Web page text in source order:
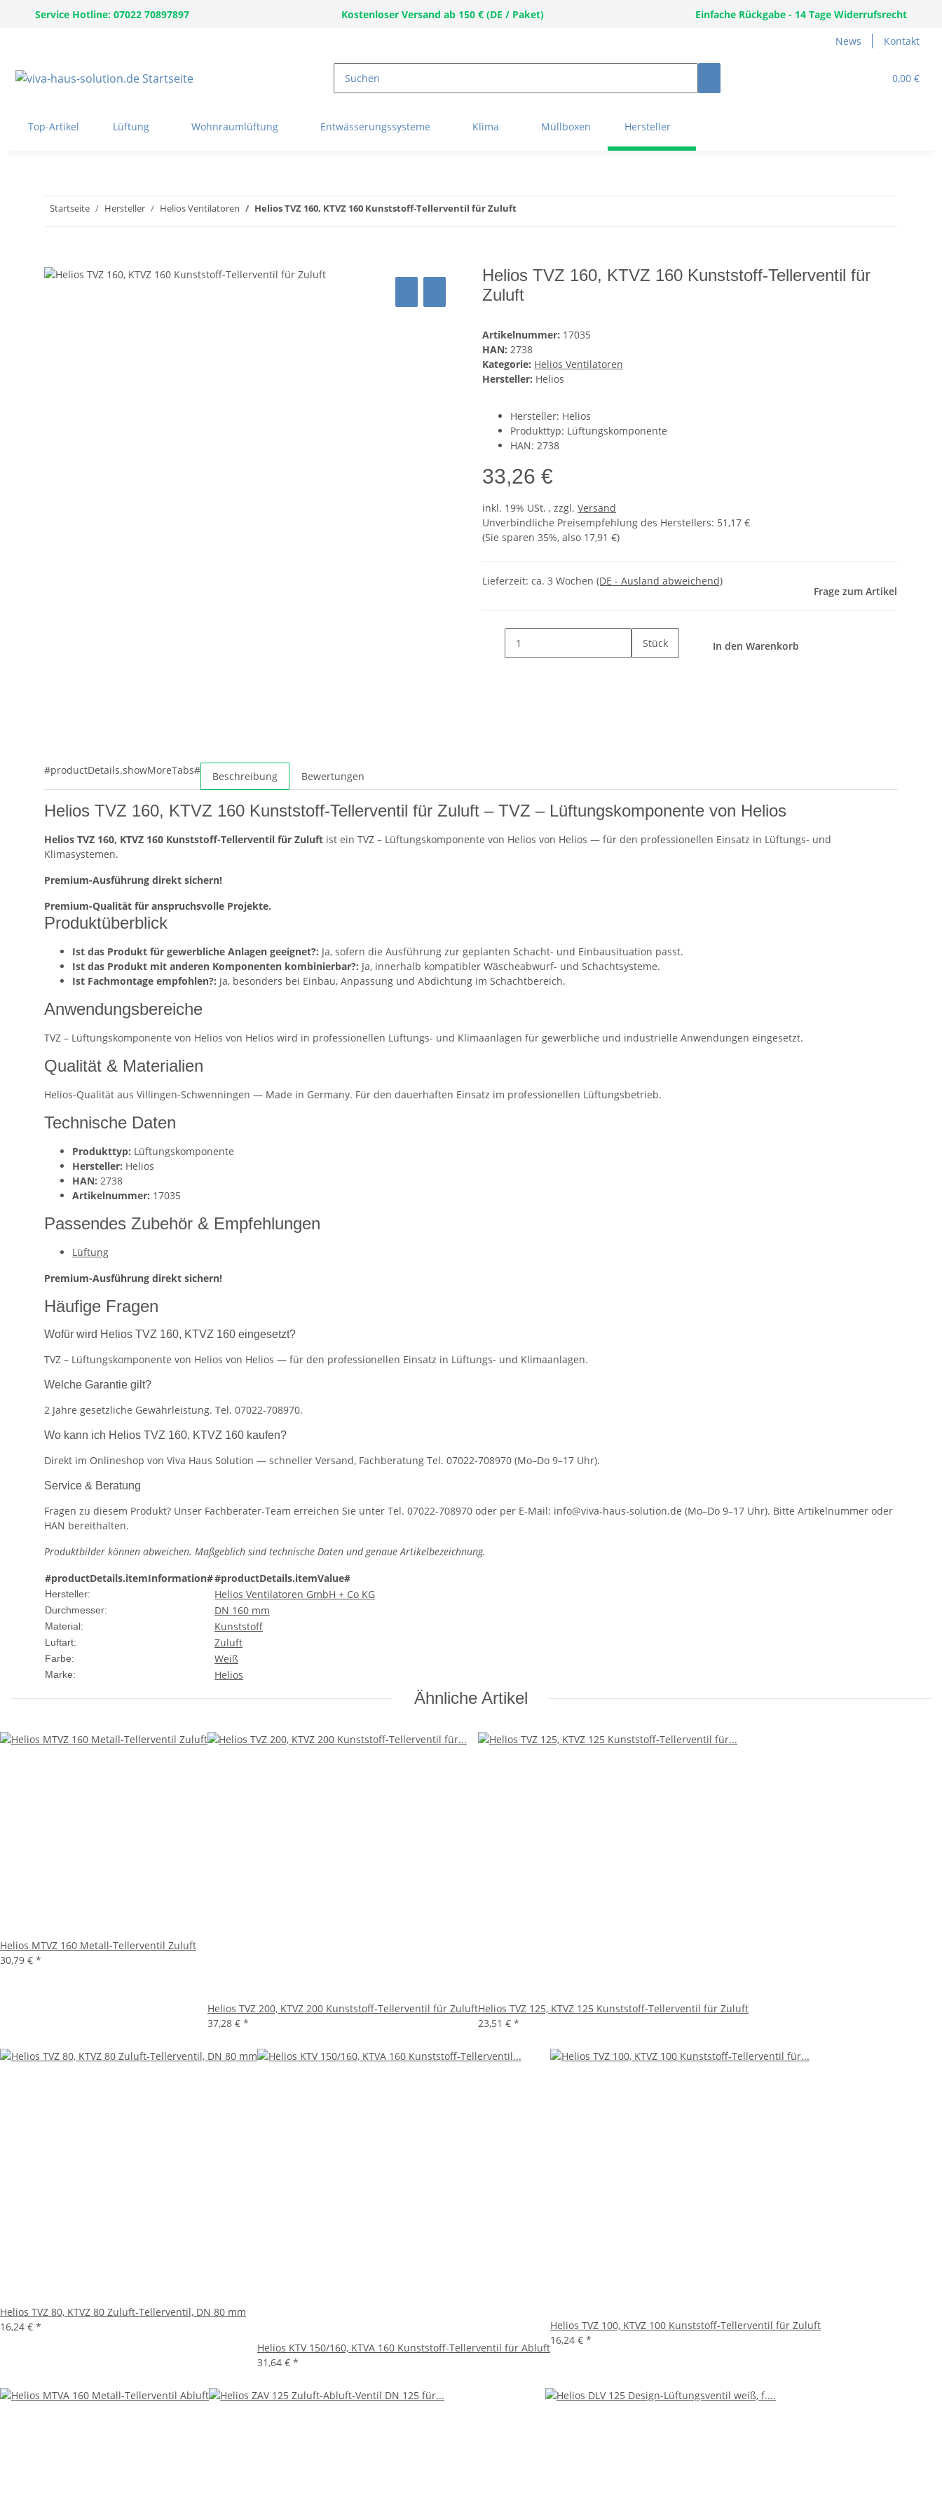
Service Hotline: 07022 70897897 Kostenloser Versand ab 150 € (DE / Paket) Einfache Rückgabe - 14 Tage Widerrufsrecht
News Kontakt
0,00 €
Top-Artikel Lüftung Wohnraumlüftung Entwässerungssysteme Klima Müllboxen Hersteller
Startseite Hersteller Helios Ventilatoren Helios TVZ 160, KTVZ 160 Kunststoff-Tellerventil für Zuluft
Helios TVZ 160, KTVZ 160 Kunststoff-Tellerventil für
Zuluft
Artikelnummer: 17035
HAN: 2738
Kategorie: Helios Ventilatoren
Hersteller: Helios
Hersteller: Helios
Produkttyp: Lüftungskomponente
HAN: 2738
33,26 €
inkl. 19% USt. , zzgl. Versand
Unverbindliche Preisempfehlung des Herstellers: 51,17 €
(Sie sparen 35%, also 17,91 €)
Lieferzeit: ca. 3 Wochen (DE - Ausland abweichend)
Frage zum Artikel
Stück In den Warenkorb
#productDetails.showMoreTabs# Beschreibung Bewertungen
Helios TVZ 160, KTVZ 160 Kunststoff-Tellerventil für Zuluft – TVZ – Lüftungskomponente von Helios
Helios TVZ 160, KTVZ 160 Kunststoff-Tellerventil für Zuluft ist ein TVZ – Lüftungskomponente von Helios von Helios — für den professionellen Einsatz in Lüftungs- und
Klimasystemen.
Premium-Ausführung direkt sichern!
Premium-Qualität für anspruchsvolle Projekte.
Produktüberblick
Ist das Produkt für gewerbliche Anlagen geeignet?: Ja, sofern die Ausführung zur geplanten Schacht- und Einbausituation passt.
Ist das Produkt mit anderen Komponenten kombinierbar?: Ja, innerhalb kompatibler Wäscheabwurf- und Schachtsysteme.
Ist Fachmontage empfohlen?: Ja, besonders bei Einbau, Anpassung und Abdichtung im Schachtbereich.
Anwendungsbereiche
TVZ – Lüftungskomponente von Helios von Helios wird in professionellen Lüftungs- und Klimaanlagen für gewerbliche und industrielle Anwendungen eingesetzt.
Qualität & Materialien
Helios-Qualität aus Villingen-Schwenningen — Made in Germany. Für den dauerhaften Einsatz im professionellen Lüftungsbetrieb.
Technische Daten
Produkttyp: Lüftungskomponente
Hersteller: Helios
HAN: 2738
Artikelnummer: 17035
Passendes Zubehör & Empfehlungen
Lüftung
Premium-Ausführung direkt sichern!
Häufige Fragen
Wofür wird Helios TVZ 160, KTVZ 160 eingesetzt?
TVZ – Lüftungskomponente von Helios von Helios — für den professionellen Einsatz in Lüftungs- und Klimaanlagen.
Welche Garantie gilt?
2 Jahre gesetzliche Gewährleistung. Tel. 07022-708970.
Wo kann ich Helios TVZ 160, KTVZ 160 kaufen?
Direkt im Onlineshop von Viva Haus Solution — schneller Versand, Fachberatung Tel. 07022-708970 (Mo–Do 9–17 Uhr).
Service & Beratung
Fragen zu diesem Produkt? Unser Fachberater-Team erreichen Sie unter Tel. 07022-708970 oder per E-Mail: info@viva-haus-solution.de (Mo–Do 9–17 Uhr). Bitte Artikelnummer oder
HAN bereithalten.
Produktbilder können abweichen. Maßgeblich sind technische Daten und genaue Artikelbezeichnung.
#productDetails.itemInformation##productDetails.itemValue#
Hersteller: Helios Ventilatoren GmbH + Co KG
Durchmesser: DN 160 mm
Material: Kunststoff
Luftart: Zuluft
Farbe: Weiß
Marke: Helios
Ähnliche Artikel
Helios MTVZ 160 Metall-Tellerventil Zuluft
30,79 € *
Helios TVZ 200, KTVZ 200 Kunststoff-Tellerventil für Zuluft
37,28 € *
Helios TVZ 125, KTVZ 125 Kunststoff-Tellerventil für Zuluft
23,51 € *
Helios TVZ 80, KTVZ 80 Zuluft-Tellerventil, DN 80 mm
16,24 € *
Helios KTV 150/160, KTVA 160 Kunststoff-Tellerventil für Abluft
31,64 € *
Helios TVZ 100, KTVZ 100 Kunststoff-Tellerventil für Zuluft
16,24 € *